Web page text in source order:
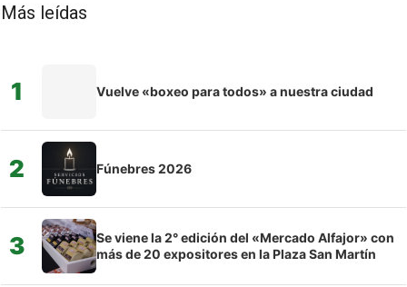
Más leídas
1 Vuelve «boxeo para todos» a nuestra ciudad
2 Fúnebres 2026
3
Se viene la 2° edición del «Mercado Alfajor» con
más de 20 expositores en la Plaza San Martín